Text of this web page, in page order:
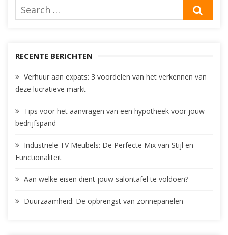
Search
for:
RECENTE BERICHTEN
Verhuur aan expats: 3 voordelen van het verkennen van
deze lucratieve markt
Tips voor het aanvragen van een hypotheek voor jouw
bedrijfspand
Industriële TV Meubels: De Perfecte Mix van Stijl en
Functionaliteit
Aan welke eisen dient jouw salontafel te voldoen?
Duurzaamheid: De opbrengst van zonnepanelen